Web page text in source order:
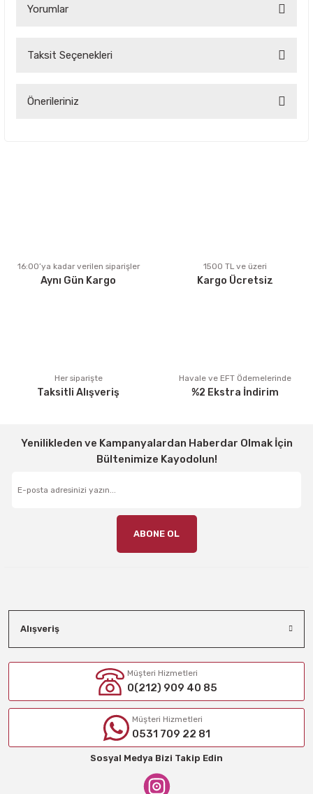
Yorumlar
Bu ürüne ilk yorumu siz yapın!
Taksit Seçenekleri
Önerileriniz
Ürün fiyatı diğer sitelerden daha pahalı.
Bu ürüne benzer farklı alternatifler olmalı.
16:00’ya kadar verilen siparişler
Aynı Gün Kargo
1500 TL ve üzeri
Kargo Ücretsiz
Her siparişte
Taksitli Alışveriş
Havale ve EFT Ödemelerinde
%2 Ekstra İndirim
Yenilikleden ve Kampanyalardan Haberdar Olmak İçin
Bültenimize Kayodolun!
ABONE OL
Alışveriş
Müşteri Hizmetleri
0(212) 909 40 85
Müşteri Hizmetleri
0531 709 22 81
Sosyal Medya Bizi Takip Edin